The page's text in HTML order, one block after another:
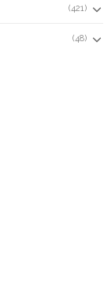
(421)
(48)